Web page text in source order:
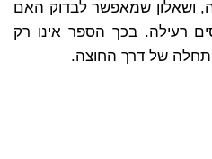
ושאלון שמאפשר לבדוק האם
רעילה. בכך הספר אינו רק
של דרך החוצה.